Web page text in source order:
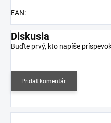
EAN:
Diskusia
Buďte prvý, kto napíše
Pridať komentár